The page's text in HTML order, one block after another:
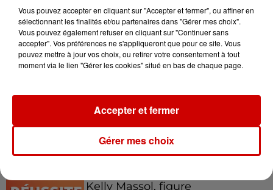
Destination Vacances : inscrivez-
vous !
Podcasts Voir plus
Kelly Massol, figure
Vous pouvez accepter en cliquant sur "Accepter et fermer", ou affiner en
sélectionnant les finalités et/ou partenaires dans "Gérer mes choix".
Vous pouvez également refuser en cliquant sur "Continuer sans
accepter". Vos préférences ne s'appliqueront que pour ce site. Vous
pouvez mettre à jour vos choix, ou retirer votre consentement à tout
moment via le lien "Gérer les cookies" situé en bas de chaque page.
Gérer mes choix
Accepter et fermer